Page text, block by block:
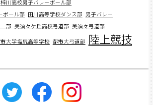
梓川高校男子バレーボール部
ボール部 田川高等学校ダンス部 男子バレー
部 美須々ケ丘高校弓道部 美須々弓道部
大学塩尻高等学校 都市大弓道部 陸上競技